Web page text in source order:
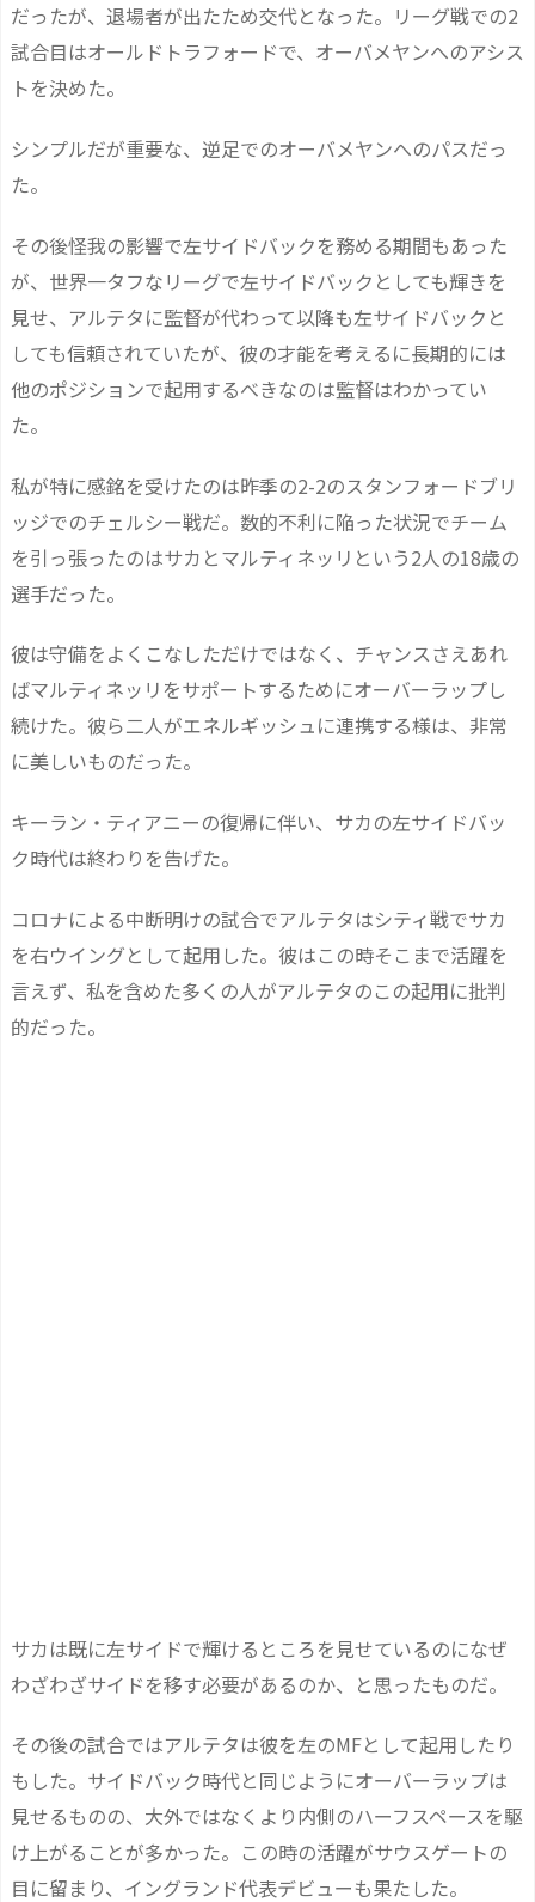
だったが、退場者が出たため交代となった。リーグ戦での2
試合目はオールドトラフォードで、オーバメヤンへのアシス
トを決めた。
シンプルだが重要な、逆足でのオーバメヤンへのパスだっ
た。
その後怪我の影響で左サイドバックを務める期間もあった
が、世界一タフなリーグで左サイドバックとしても輝きを
見せ、アルテタに監督が代わって以降も左サイドバックと
しても信頼されていたが、彼の才能を考えるに長期的には
他のポジションで起用するべきなのは監督はわかってい
た。
私が特に感銘を受けたのは昨季の2-2のスタンフォードブリ
ッジでのチェルシー戦だ。数的不利に陥った状況でチーム
を引っ張ったのはサカとマルティネッリという2人の18歳の
選手だった。
彼は守備をよくこなしただけではなく、チャンスさえあれ
ばマルティネッリをサポートするためにオーバーラップし
続けた。彼ら二人がエネルギッシュに連携する様は、非常
に美しいものだった。
キーラン・ティアニーの復帰に伴い、サカの左サイドバッ
ク時代は終わりを告げた。
コロナによる中断明けの試合でアルテタはシティ戦でサカ
を右ウイングとして起用した。彼はこの時そこまで活躍を
言えず、私を含めた多くの人がアルテタのこの起用に批判
的だった。
サカは既に左サイドで輝けるところを見せているのになぜ
わざわざサイドを移す必要があるのか、と思ったものだ。
その後の試合ではアルテタは彼を左のMFとして起用したり
もした。サイドバック時代と同じようにオーバーラップは
見せるものの、大外ではなくより内側のハーフスペースを駆
け上がることが多かった。この時の活躍がサウスゲートの
目に留まり、イングランド代表デビューも果たした。